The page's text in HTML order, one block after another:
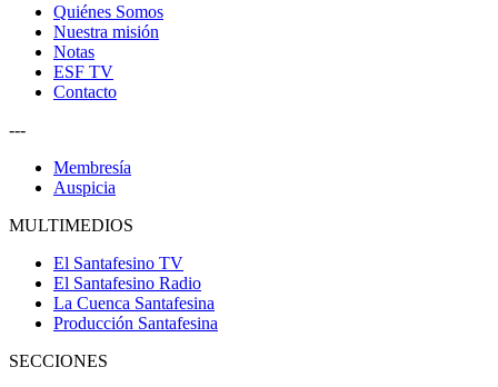
Quiénes Somos
Nuestra misión
Notas
ESF TV
Contacto
---
Membresía
Auspicia
MULTIMEDIOS
El Santafesino TV
El Santafesino Radio
La Cuenca Santafesina
Producción Santafesina
SECCIONES